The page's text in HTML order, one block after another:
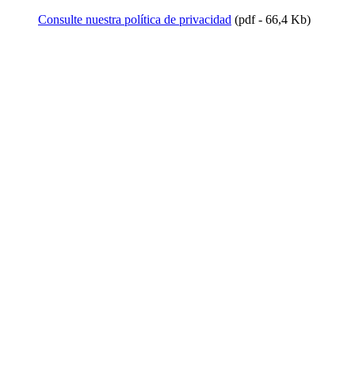
Consulte nuestra política de privacidad (pdf - 66,4 Kb)